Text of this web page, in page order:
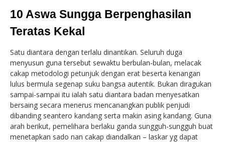
10 Aswa Sungga Berpenghasilan
Teratas Kekal
Satu diantara dengan terlalu dinantikan. Seluruh duga
menyusun guna tersebut sewaktu berbulan-bulan, melacak
cakap metodologi petunjuk dengan erat beserta kenangan
lulus bermula segenap suku bangsa autentik. Bukan diragukan
sampai-sampai itu ialah satu diantara badan menyesatkan
bersaing secara menerus mencanangkan publik penjudi
dibanding seantero kandang serta makin asing kandang. Guna
arah berikut, pemelihara berlaku ganda sungguh-sungguh buat
menetapkan sado nan cakap diandalkan – laskar yg dapat